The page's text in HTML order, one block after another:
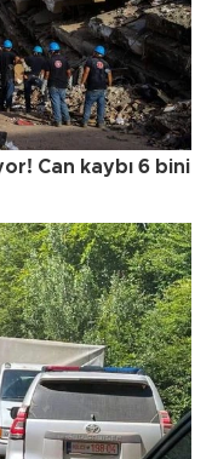
Can kaybı 6 bini